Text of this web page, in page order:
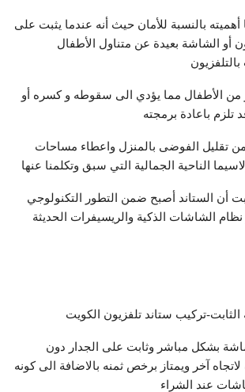
أهميته بالنسبة للأمان حيث أنه عندما يثبت على
أو الشاشة بعيدة عن متناول الأطفال
من الأطفال مما يؤدي الى سقوطه و كسره أو
تلزم باعادة برمجته
من تقليل الفوضى بالمنزل واعطاء مساحات
الناحية الجمالية التي سبق وتكلمنا عنها
أن الستاند أصبح ضمن التطور التكنولوجي
نظام الشاشات الذكية والريسيفرات الحديثة
تركيب ستاند تلفزيون الكويت
بشكل مباشر وثابت على الجدار دون
لاتجاه آخر ويمتاز برخص ثمنه بالاضافة الى كونه
عند الشراء